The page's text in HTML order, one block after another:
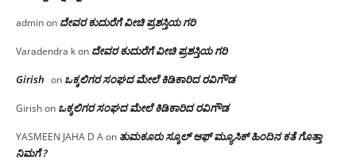
adminon ದೇವರ ಕುದುರೆಗೆ ವೀಚಿ ಪ್ರಶಸ್ತಿಯ ಗರಿ
Varadendra kon ದೇವರ ಕುದುರೆಗೆ ವೀಚಿ ಪ್ರಶಸ್ತಿಯ ಗರಿ
Girish on ಒಕ್ಕಲಿಗರ ಸಂಘದ ಮೇಲೆ ಕಿಡಿಕಾರಿದ ರವಿಗೌಡ
Girishon ಒಕ್ಕಲಿಗರ ಸಂಘದ ಮೇಲೆ ಕಿಡಿಕಾರಿದ ರವಿಗೌಡ
YASMEEN JAHA D Aon ತುಮಕೂರು ಸ್ಕೂಲ್ ಆಫ್ ಮ್ಯೂಸಿಕ್ ಹಿಂದಿನ ಕತೆ ಗೊತ್ತಾ
ನಿಮಗೆ ?